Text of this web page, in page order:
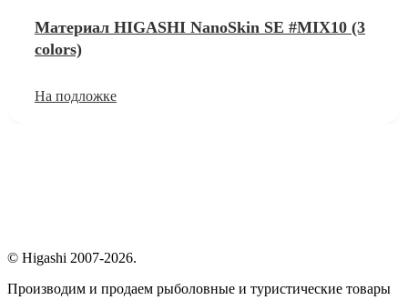
Материал HIGASHI NanoSkin SE #MIX10 (3
colors)
На подложке
© Higashi 2007-2026.
Производим и продаем рыболовные и туристические товары